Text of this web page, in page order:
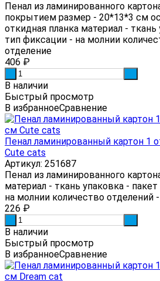
Пенал из ламинированного
покрытием размер - 20*13*3 см
откидная планка материал -
тип фиксации - на молнии
отделение
406 ₽
В наличии
Быстрый просмотр
В избранноеСравнение
Пенал ламинированный картон 1
Cute cats
Артикул: 251687
Пенал из ламинированного
материал - ткань упаковка -
на молнии количество отделений
226 ₽
В наличии
Быстрый просмотр
В избранноеСравнение